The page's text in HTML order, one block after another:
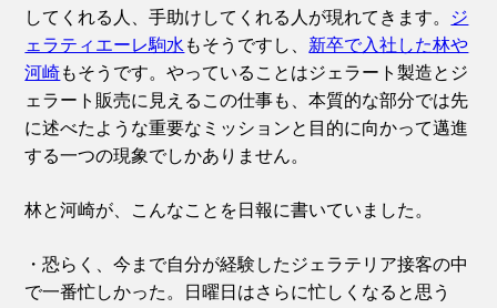
してくれる人、手助けしてくれる人が現れてきます。 ジ
ェラティエーレ駒水 もそうですし、 新卒で入社した林や
河崎もそうです。やっていることはジェラート製造とジ
ェラート販売に見えるこの仕事も、本質的な部分では先
に述べたような重要なミッションと目的に向かって邁進
する一つの現象でしかありません。
林と河崎が、こんなことを日報に書いていました。
・恐らく、今まで自分が経験したジェラテリア接客の中
で一番忙しかった。日曜日はさらに忙しくなると思う